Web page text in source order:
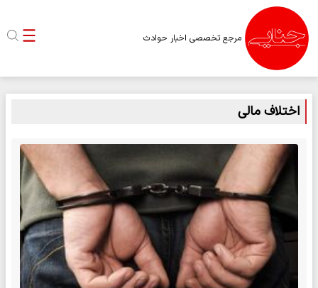
مرجع تخصصی اخبار حوادث
اختلاف مالی